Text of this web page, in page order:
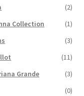
(2)
Collection
(1)
(3)
(11)
Grande
(3)
(0)